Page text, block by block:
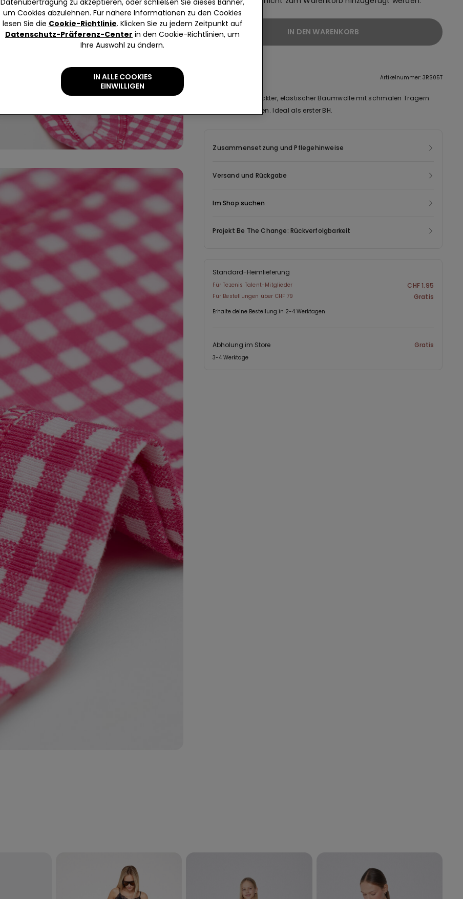
IN DEN WARENKORB
Artikelnummer: 3RS05T
Bustier aus bedruckter, elastischer Baumwolle mit schmalen Trägern
und flachen Nähten. Ideal als erster BH.
Zusammensetzung und Pflegehinweise
Versand und Rückgabe
Im Shop suchen
Projekt Be The Change: Rückverfolgbarkeit
Standard-Heimlieferung
Für Tezenis Talent-Mitglieder CHF 1.95
Für Bestellungen über CHF 79 Gratis
Erhalte deine Bestellung in 2-4 Werktagen
Abholung im Store Gratis
3-4 Werktage
Datenübertragung zu akzeptieren, oder schließen Sie dieses Banner,
um Cookies abzulehnen. Für nähere Informationen zu den Cookies
lesen Sie die Cookie-Richtlinie. Klicken Sie zu jedem Zeitpunkt auf
Datenschutz-Präferenz-Center in den Cookie-Richtlinien, um
Ihre Auswahl zu ändern.
IN ALLE COOKIES
EINWILLIGEN